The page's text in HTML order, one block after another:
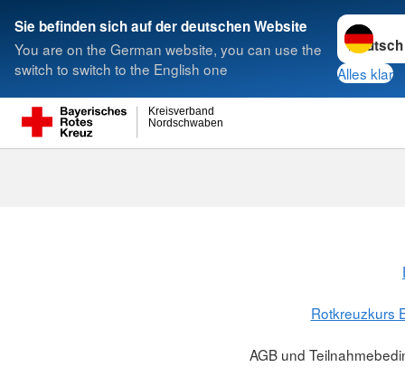
Sie befinden sich auf der deutschen Website
You are on the German website, you can use the
switch to switch to the English one
Sprache
Alles klar
Nordschwaben
Kreisverband
Suche
Rotkreuzkurs
AGB und